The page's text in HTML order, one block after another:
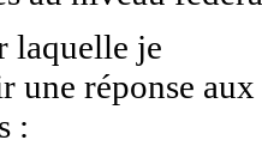
laquelle je
une réponse aux
: